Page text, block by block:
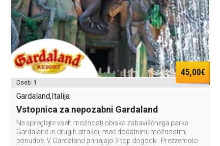
45,00€
Oseb: 1
Gardaland,Italija
Vstopnica za nepozabni Gardaland
Ne spreglejte vseh možnosti obiska zabaviščnega parka
Gardaland in drugih atrakcij med dodatnimi možnostmi
ponudbe. V Gardaland prihajajo 3 top dogodki: Prezzemolo